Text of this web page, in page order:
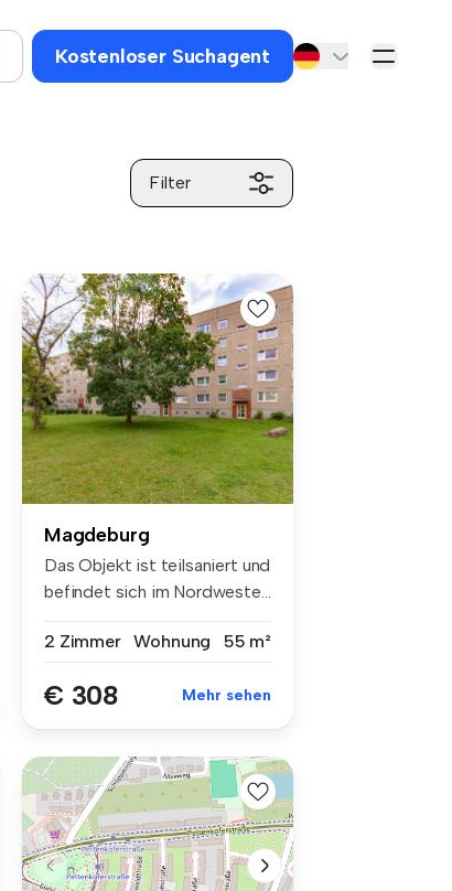
Kostenloser Suchagent
Filter
Magdeburg
Das Objekt ist teilsaniert und
befindet sich im Nordweste...
2 Zimmer Wohnung 55 m²
€ 308 Mehr sehen